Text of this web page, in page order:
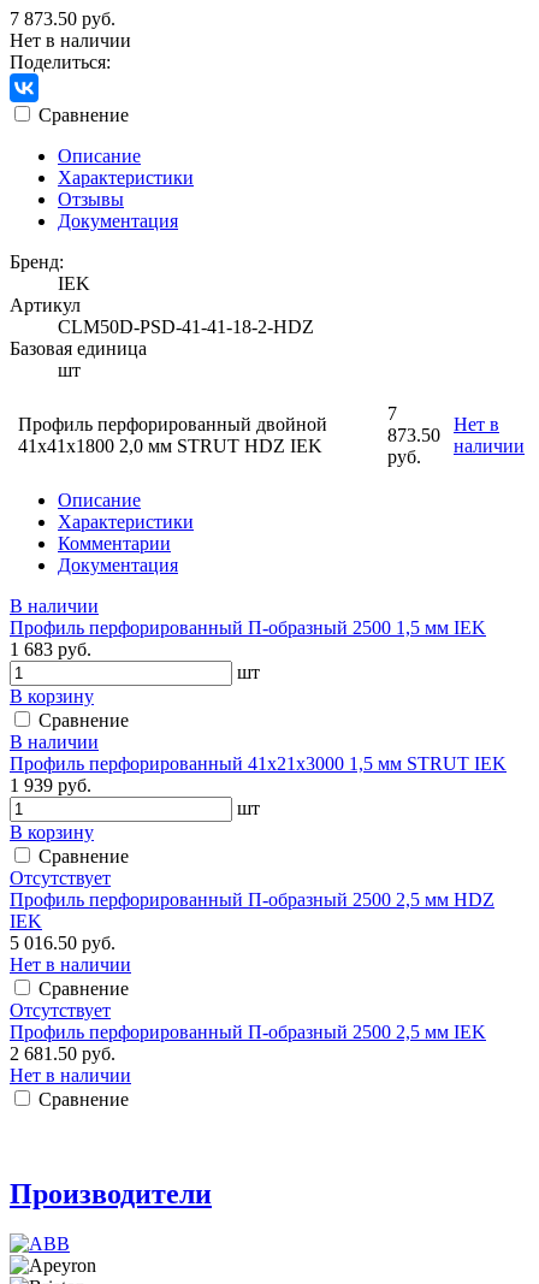
7 873.50 руб.
Нет в наличии
Поделиться:
Сравнение
Описание
Характеристики
Отзывы
Документация
Бренд:
IEK
Артикул
CLM50D-PSD-41-41-18-2-HDZ
Базовая единица
шт
Профиль перфорированный двойной
41х41х1800 2,0 мм STRUT HDZ IEK
7
873.50
руб.
Нет в
наличии
Описание
Характеристики
Комментарии
Документация
В наличии
Профиль перфорированный П-образный 2500 1,5 мм IEK
1 683 руб.
шт
В корзину
Сравнение
В наличии
Профиль перфорированный 41х21х3000 1,5 мм STRUT IEK
1 939 руб.
шт
В корзину
Сравнение
Отсутствует
Профиль перфорированный П-образный 2500 2,5 мм HDZ
IEK
5 016.50 руб.
Нет в наличии
Сравнение
Отсутствует
Профиль перфорированный П-образный 2500 2,5 мм IEK
2 681.50 руб.
Нет в наличии
Сравнение
Производители